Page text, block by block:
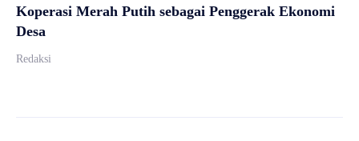
Koperasi Merah Putih sebagai Penggerak Ekonomi
Desa
Redaksi